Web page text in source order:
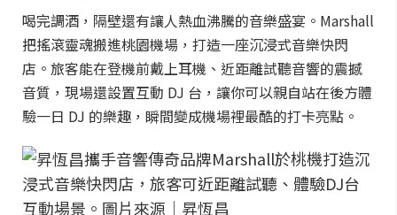
喝完調酒，隔壁還有讓人熱血沸騰的音樂盛宴。Marshall
把搖滾靈魂搬進桃園機場，打造一座沉浸式音樂快閃
店。旅客能在登機前戴上耳機、近距離試聽音響的震撼
音質，現場還設置互動 DJ 台，讓你可以親自站在後方體
驗一日 DJ 的樂趣，瞬間變成機場裡最酷的打卡亮點。